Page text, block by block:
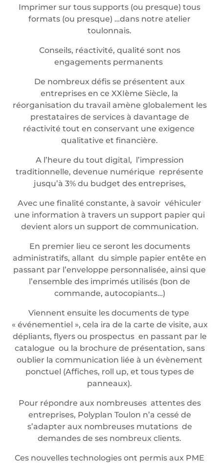
Imprimer sur tous supports (ou presque) tous
formats (ou presque) …dans notre atelier
toulonnais.
Conseils, réactivité, qualité sont nos
engagements permanents
De nombreux défis se présentent aux
entreprises en ce XXIème Siècle, la
réorganisation du travail amène globalement les
prestataires de services à davantage de
réactivité tout en conservant une exigence
qualitative et financière.
A l’heure du tout digital, l’impression
traditionnelle, devenue numérique représente
jusqu’à 3% du budget des entreprises,
Avec une finalité constante, à savoir véhiculer
une information à travers un support papier qui
devient alors un support de communication.
En premier lieu ce seront les documents
administratifs, allant du simple papier entête en
passant par l’enveloppe personnalisée, ainsi que
l’ensemble des imprimés utilisés (bon de
commande, autocopiants…)
Viennent ensuite les documents de type
« événementiel », cela ira de la carte de visite, aux
dépliants, flyers ou prospectus en passant par le
catalogue ou la brochure de présentation, sans
oublier la communication liée à un évènement
ponctuel (Affiches, roll up, et tous types de
panneaux).
Pour répondre aux nombreuses attentes des
entreprises, Polyplan Toulon n’a cessé de
s’adapter aux nombreuses mutations de
demandes de ses nombreux clients.
Ces nouvelles technologies ont permis aux PME